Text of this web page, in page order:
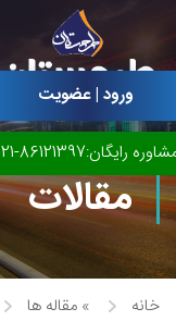
ورود | عضویت
رایگان:86121397-021
مقالات
خانه » مقاله ها